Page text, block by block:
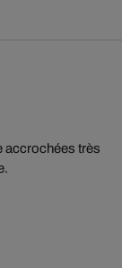
accrochées très